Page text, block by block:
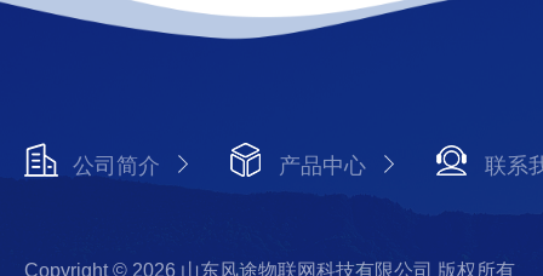
公司简介 产品中心 联系
Copyright © 2026 山东风途物联网科技有限公司 版权所有